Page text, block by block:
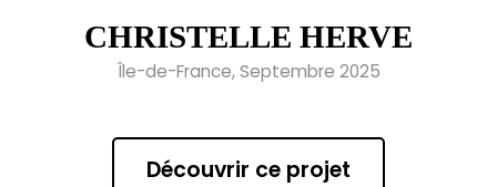
CHRISTELLE HERVE
Île-de-France, Septembre 2025
Découvrir ce projet